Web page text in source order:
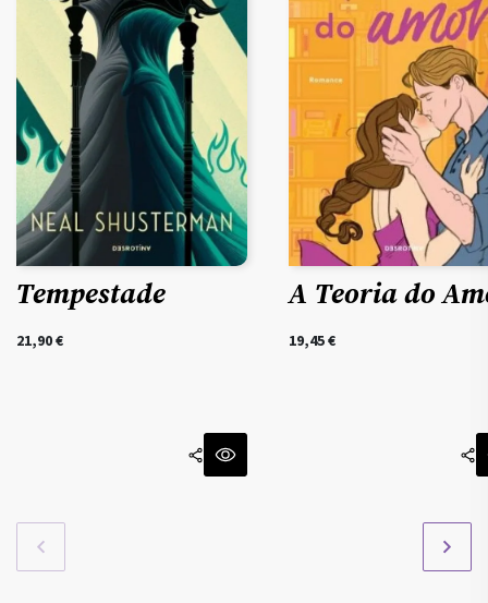
Tempestade
21,90€
A Teoria do
19,45€